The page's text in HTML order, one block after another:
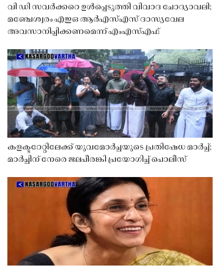
വി ഡി സവർക്കറെ ഉൾപ്പെടുത്തി വിവാദ ചോദ്യാവലി;
മഞ്ചേശ്വരം എഇഒ ആർഎസ്എസ് ദാസ്യവേല
അവസാനിപ്പിക്കണമെന്ന് എംഎസ്എഫ്
കളക്ടറേറ്റിലേക്ക് യുവമോർച്ചയുടെ പ്രതിഷേധ മാർച്ച്;
മാർച്ചിന് നേരെ ജലപീരങ്കി പ്രയോഗിച്ച് പൊലീസ്